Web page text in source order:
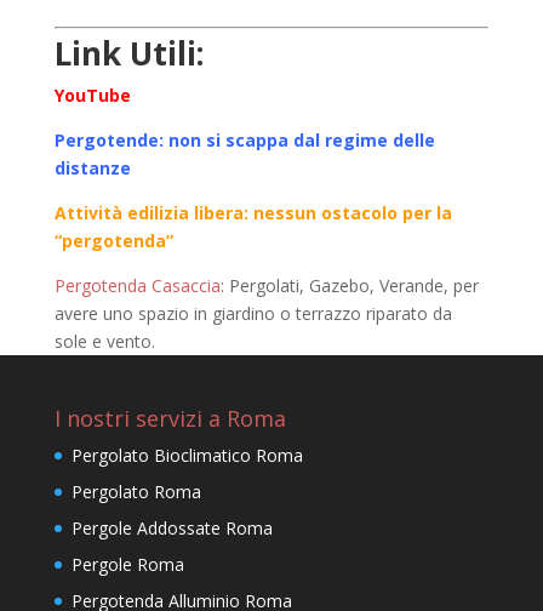
Link Utili:
YouTube
Pergotende: non si scappa dal regime delle
distanze
Attività edilizia libera: nessun ostacolo per la
“pergotenda”
Pergotenda Casaccia: Pergolati, Gazebo, Verande, per
avere uno spazio in giardino o terrazzo riparato da
sole e vento.
I nostri servizi a Roma
Pergolato Bioclimatico Roma
Pergolato Roma
Pergole Addossate Roma
Pergole Roma
Pergotenda Alluminio Roma